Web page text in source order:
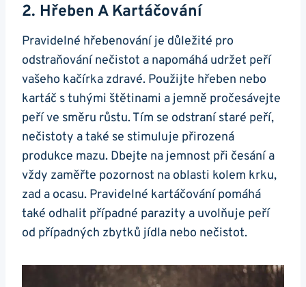
2. ‍Hřeben A‌ Kartáčování
Pravidelné hřebenování je důležité pro
odstraňování nečistot a napomáhá udržet peří
vašeho kačírka zdravé. Použijte ⁢hřeben nebo
kartáč ‍s tuhými štětinami a⁤ jemně pročesávejte
peří ve směru ‍růstu. Tím se odstraní⁣ staré peří,
nečistoty​ a také​ se stimuluje přirozená
produkce mazu. Dbejte na⁢ jemnost při česání a
vždy zaměřte pozornost na oblasti kolem krku,
zad a ⁣ocasu. Pravidelné kartáčování pomáhá
také odhalit⁣ případné ⁢parazity a uvolňuje peří
od případných zbytků jídla ‍nebo nečistot.